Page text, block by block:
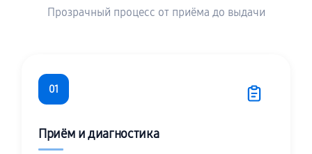
Прозрачный процесс от приёма до выдачи
01
Приём и диагностика